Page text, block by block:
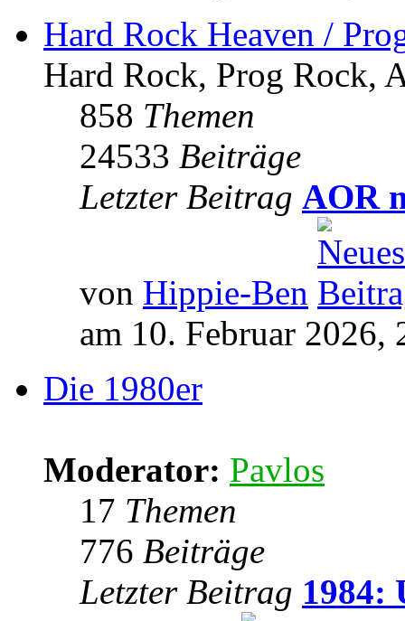
Hard Rock Heaven /
Hard Rock, Prog Rock,
858 Themen
24533 Beiträge
Letzter Beitrag AOR
von Hippie-Ben
am 10. Februar 2026,
Die 1980er
Moderator: Pavlos
17 Themen
776 Beiträge
Letzter Beitrag 1984: